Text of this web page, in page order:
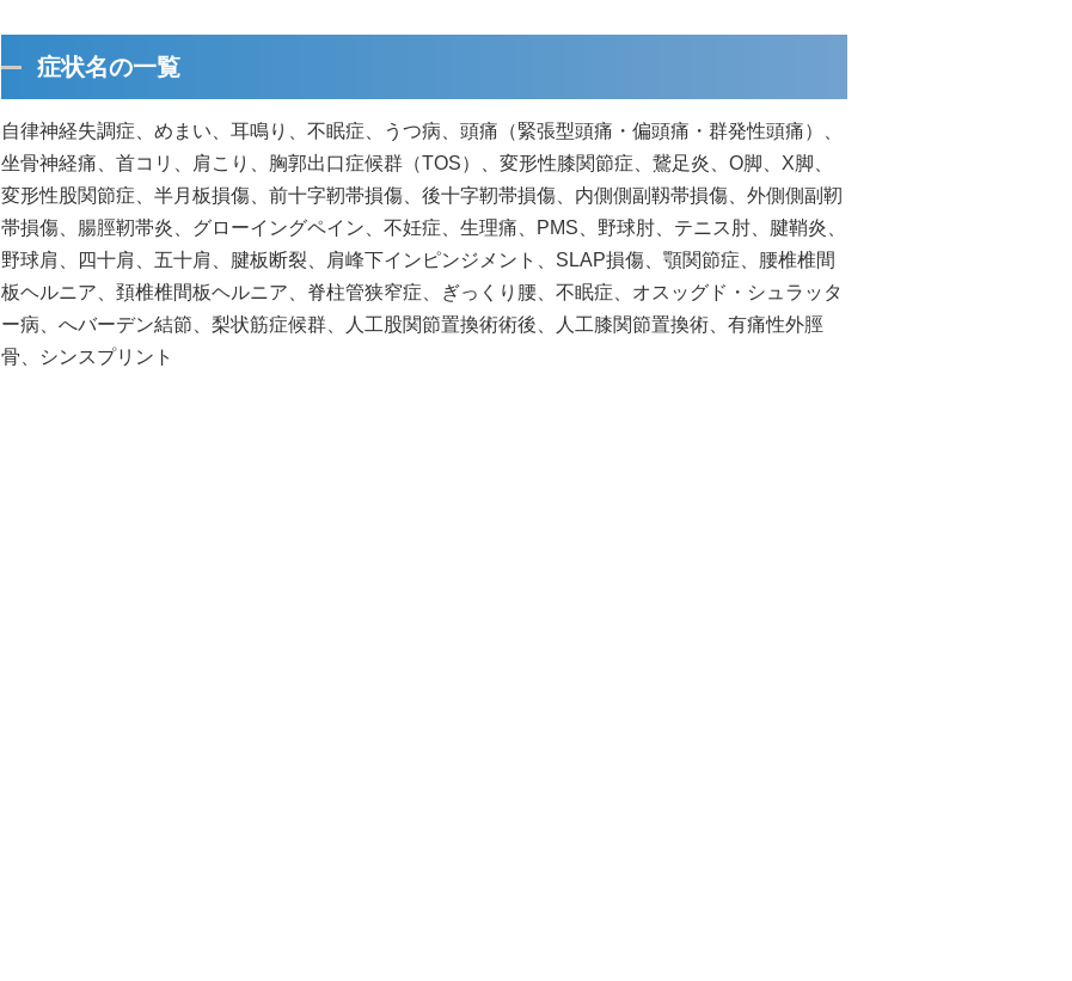
症状名の一覧
自律神経失調症、めまい、耳鳴り、不眠症、うつ病、頭痛（緊張型頭痛・偏頭痛・群発性頭痛）、
坐骨神経痛、首コリ、肩こり、胸郭出口症候群（TOS）、変形性膝関節症、鵞足炎、O脚、X脚、
変形性股関節症、半月板損傷、前十字靭帯損傷、後十字靭帯損傷、内側側副靱帯損傷、外側側副靭
帯損傷、腸脛靭帯炎、グローイングペイン、不妊症、生理痛、PMS、野球肘、テニス肘、腱鞘炎、
野球肩、四十肩、五十肩、腱板断裂、肩峰下インピンジメント、SLAP損傷、顎関節症、腰椎椎間
板ヘルニア、頚椎椎間板ヘルニア、脊柱管狭窄症、ぎっくり腰、不眠症、オスッグド・シュラッタ
ー病、へバーデン結節、梨状筋症候群、人工股関節置換術術後、人工膝関節置換術、有痛性外脛
骨、シンスプリント